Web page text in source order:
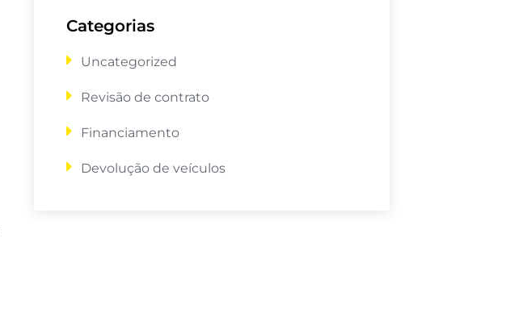
Categorias
Uncategorized
Revisão de contrato
Financiamento
Devolução de veículos